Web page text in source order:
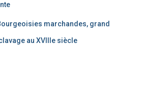
marchandes, grand
au XVIIIe siècle